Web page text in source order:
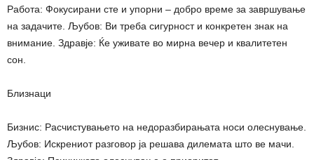
Работа: Фокусирани сте и упорни – добро време за завршување
на задачите. Љубов: Ви треба сигурност и конкретен знак на
внимание. Здравје: Ќе уживате во мирна вечер и квалитетен
сон.
Близнаци
Бизнис: Расчистувањето на недоразбирањата носи олеснување.
Љубов: Искрениот разговор ја решава дилемата што ве мачи.